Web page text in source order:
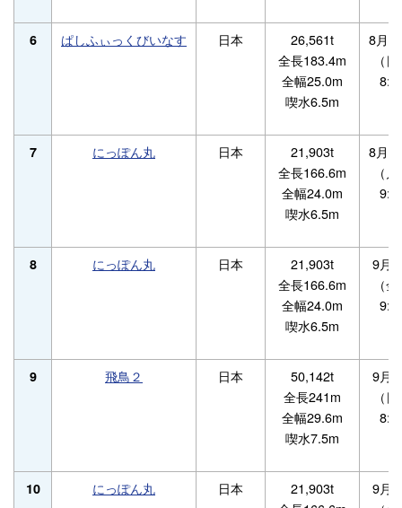
6 ぱしふぃっくびいなす 日本
26,561t
全長183.4m
全幅25.0m
喫水6.5m
8月
（
7 にっぽん丸 日本
21,903t
全長166.6m
全幅24.0m
喫水6.5m
8月
（
8 にっぽん丸 日本
21,903t
全長166.6m
全幅24.0m
喫水6.5m
9月
（
9 飛鳥２ 日本
50,142t
全長241m
全幅29.6m
喫水7.5m
9月
（
10 にっぽん丸 日本
21,903t
9月